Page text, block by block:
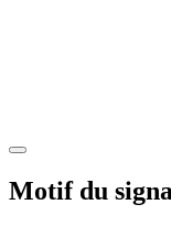
Motif du